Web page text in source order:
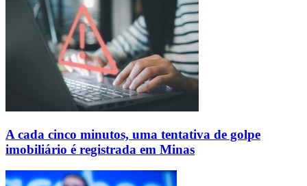
A cada cinco minutos, uma tentativa de golpe
imobiliário é registrada em Minas